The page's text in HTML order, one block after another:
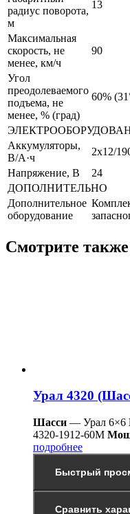
радиус поворота,
м
13
Максимальная
скорость, не
менее, км/ч
90
Угол
преодолеваемого
подъема, не
менее, % (град)
60%
Аккумуляторы,
В/А·ч
2х12/
Напряжение, B
24
ДОПОЛНИТЕЛЬНО
Дополнительное
оборудование
Смотрите также
Урал 4320
Шасси — Урал 6×6
4320-1912-60М
подробнее
Быстрый
Сравнить